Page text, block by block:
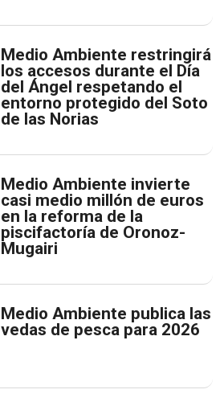
Medio Ambiente restringirá
los accesos durante el Día
del Ángel respetando el
entorno protegido del Soto
de las Norias
Medio Ambiente invierte
casi medio millón de euros
en la reforma de la
piscifactoría de Oronoz-
Mugairi
Medio Ambiente publica las
vedas de pesca para 2026